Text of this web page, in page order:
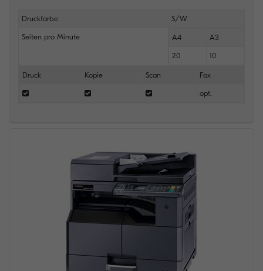
Druckfarbe S/W
Seiten pro Minute A4 A3
20 10
Druck Kopie Scan Fax
opt.